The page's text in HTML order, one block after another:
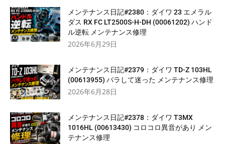
メンテナンス日記#2380：ダイワ 23 エメラル
ダス RX FC LT2500S-H-DH (00061202) ハンド
ル逆転 メンテナンス修理
2026年6月29日
メンテナンス日記#2379：ダイワ TD-Z 103HL
(00613955) バラして迷った メンテナンス修理
2026年6月28日
メンテナンス日記#2378：ダイワ T3MX
1016HL (00613430) コロコロ異音があり メン
テナンス修理